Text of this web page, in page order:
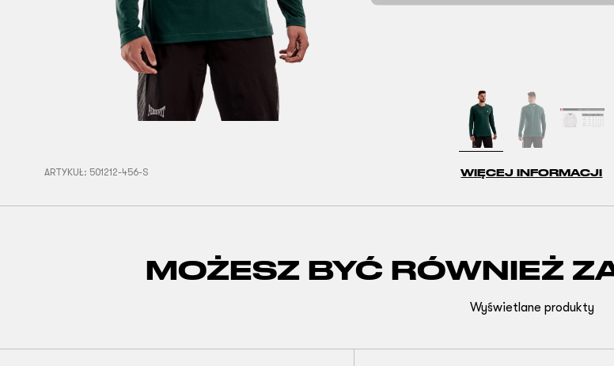
ARTYKUŁ: 501212-456-S WIĘCEJ INFORMACJI
MOŻESZ BYĆ RÓWNIEŻ
Wyświetlane produkty